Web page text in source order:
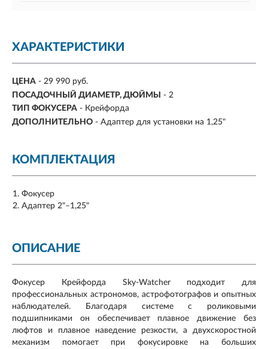
ХАРАКТЕРИСТИКИ
ЦЕНА - 29 990 руб.
ПОСАДОЧНЫЙ ДИАМЕТР, ДЮЙМЫ
- 2
ТИП ФОКУСЕРА - Крейфорда
ДОПОЛНИТЕЛЬНО - Адаптер для установки на 1,25"
КОМПЛЕКТАЦИЯ
Фокусер
Адаптер 2"–1,25"
ОПИСАНИЕ
Фокусер Крейфорда Sky-Watcher подходит для
профессиональных астрономов, астрофотографов и опытных
наблюдателей. Благодаря системе с роликовыми
подшипниками он обеспечивает плавное движение без
люфтов и плавное наведение резкости, а двухскоростной
механизм помогает при фокусировке на больших